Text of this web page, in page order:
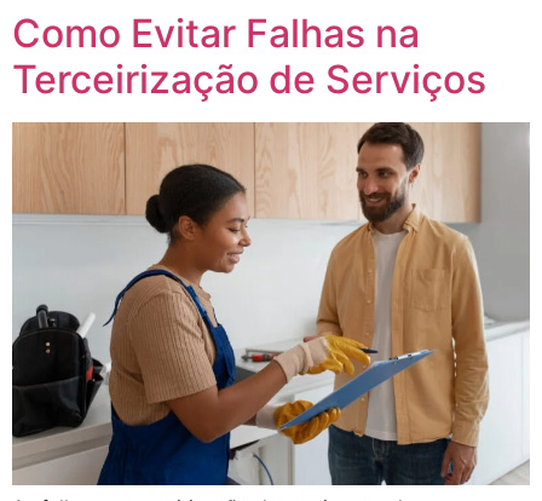
Como Evitar Falhas na
Terceirização de Serviços